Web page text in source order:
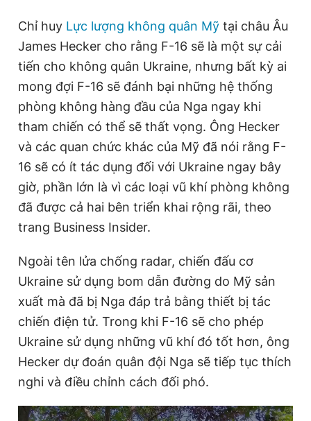
Chỉ huy Lực lượng không quân Mỹ tại châu Âu
James Hecker cho rằng F-16 sẽ là một sự cải
tiến cho không quân Ukraine, nhưng bất kỳ ai
mong đợi F-16 sẽ đánh bại những hệ thống
phòng không hàng đầu của Nga ngay khi
tham chiến có thể sẽ thất vọng. Ông Hecker
và các quan chức khác của Mỹ đã nói rằng F-
16 sẽ có ít tác dụng đối với Ukraine ngay bây
giờ, phần lớn là vì các loại vũ khí phòng không
đã được cả hai bên triển khai rộng rãi, theo
trang Business Insider.
Ngoài tên lửa chống radar, chiến đấu cơ
Ukraine sử dụng bom dẫn đường do Mỹ sản
xuất mà đã bị Nga đáp trả bằng thiết bị tác
chiến điện tử. Trong khi F-16 sẽ cho phép
Ukraine sử dụng những vũ khí đó tốt hơn, ông
Hecker dự đoán quân đội Nga sẽ tiếp tục thích
nghi và điều chỉnh cách đối phó.